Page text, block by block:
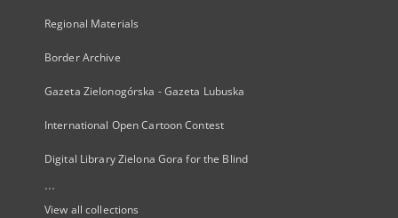
Regional Materials
Border Archive
Gazeta Zielonogórska - Gazeta Lubuska
International Open Cartoon Contest
Digital Library Zielona Gora for the Blind
...
View all collections